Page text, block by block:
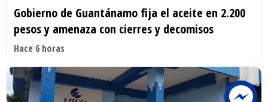
Gobierno de Guantánamo fija el aceite en 2.200
pesos y amenaza con cierres y decomisos
Hace 6 horas